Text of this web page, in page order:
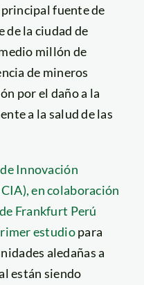
principal fuente de
de la ciudad de
millón de
de mineros
por el daño a la
a la salud de las
Innovación
en colaboración
Frankfurt Perú
estudiopara
aledañas a
están siendo